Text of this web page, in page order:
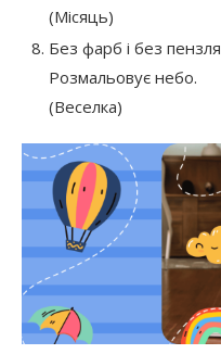
(Місяць)
Без фарб і без пензля
Розмальовує небо.
(Веселка)